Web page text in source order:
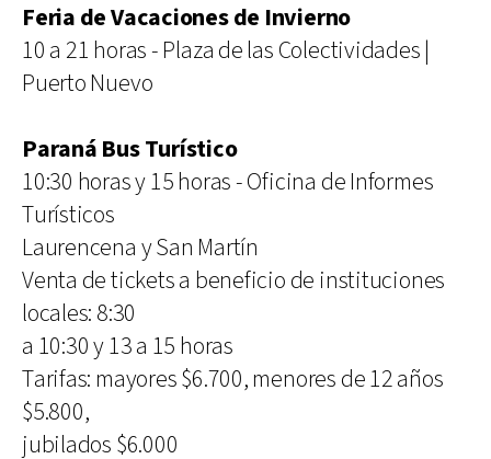
Feria de Vacaciones de Invierno
10 a 21 horas - Plaza de las Colectividades |
Puerto Nuevo
Paraná Bus Turístico
10:30 horas y 15 horas - Oficina de Informes
Turísticos
Laurencena y San Martín
Venta de tickets a beneficio de instituciones
locales: 8:30
a 10:30 y 13 a 15 horas
Tarifas: mayores $6.700, menores de 12 años
$5.800,
jubilados $6.000